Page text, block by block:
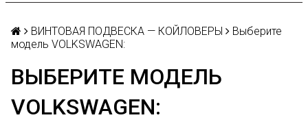
ВИНТОВАЯ ПОДВЕСКА — КОЙЛОВЕРЫ
Выберите
модель VOLKSWAGEN:
ВЫБЕРИТЕ МОДЕЛЬ
VOLKSWAGEN: